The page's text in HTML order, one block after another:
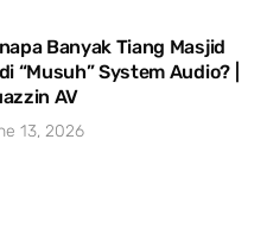
Banyak Tiang Masjid
“Musuh” System Audio? |
AV
13, 2026